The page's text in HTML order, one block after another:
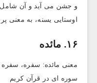
و جشن می آید و آن
اوستایی یسنه، به
۱۶. مائده
معنی مائده: سفره، سفره
سوره ای در قرآن کریم